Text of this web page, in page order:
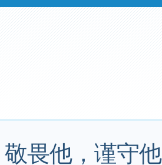
畏他，谨守他